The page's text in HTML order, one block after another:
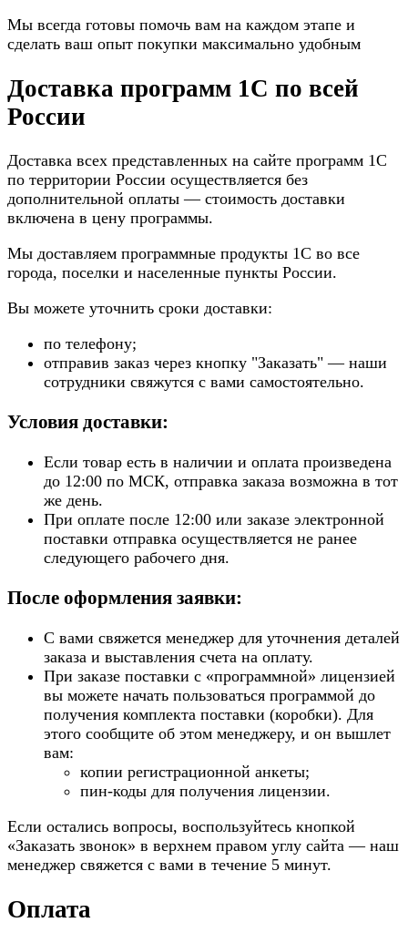
Мы всегда готовы помочь вам на каждом этапе и
сделать ваш опыт покупки максимально удобным
Доставка программ 1С по всей
России
Доставка всех представленных на сайте программ 1С
по территории России осуществляется без
дополнительной оплаты — стоимость доставки
включена в цену программы.
Мы доставляем программные продукты 1С во все
города, поселки и населенные пункты России.
Вы можете уточнить сроки доставки:
по телефону;
отправив заказ через кнопку "Заказать" — наши
сотрудники свяжутся с вами самостоятельно.
Условия доставки:
Если товар есть в наличии и оплата произведена
до 12:00 по МСК, отправка заказа возможна в тот
же день.
При оплате после 12:00 или заказе электронной
поставки отправка осуществляется не ранее
следующего рабочего дня.
После оформления заявки:
С вами свяжется менеджер для уточнения деталей
заказа и выставления счета на оплату.
При заказе поставки с «программной» лицензией
вы можете начать пользоваться программой до
получения комплекта поставки (коробки). Для
этого сообщите об этом менеджеру, и он вышлет
вам:
копии регистрационной анкеты;
пин-коды для получения лицензии.
Если остались вопросы, воспользуйтесь кнопкой
«Заказать звонок» в верхнем правом углу сайта — наш
менеджер свяжется с вами в течение 5 минут.
Оплата